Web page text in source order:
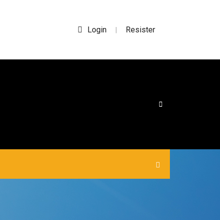
Login | Resister